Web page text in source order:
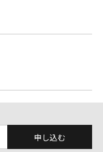
申し込む